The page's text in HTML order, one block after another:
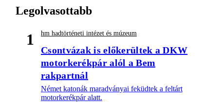
Legolvasottabb
1 hm hadtörténeti intézet és múzeum
Csontvázak is előkerültek a DKW
motorkerékpár alól a Bem
rakpartnál
Német katonák maradványai feküdtek a feltárt
motorkerékpár alatt.